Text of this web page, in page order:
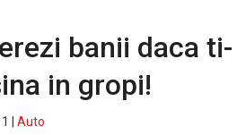
banii daca ti-
in gropi!
| Auto